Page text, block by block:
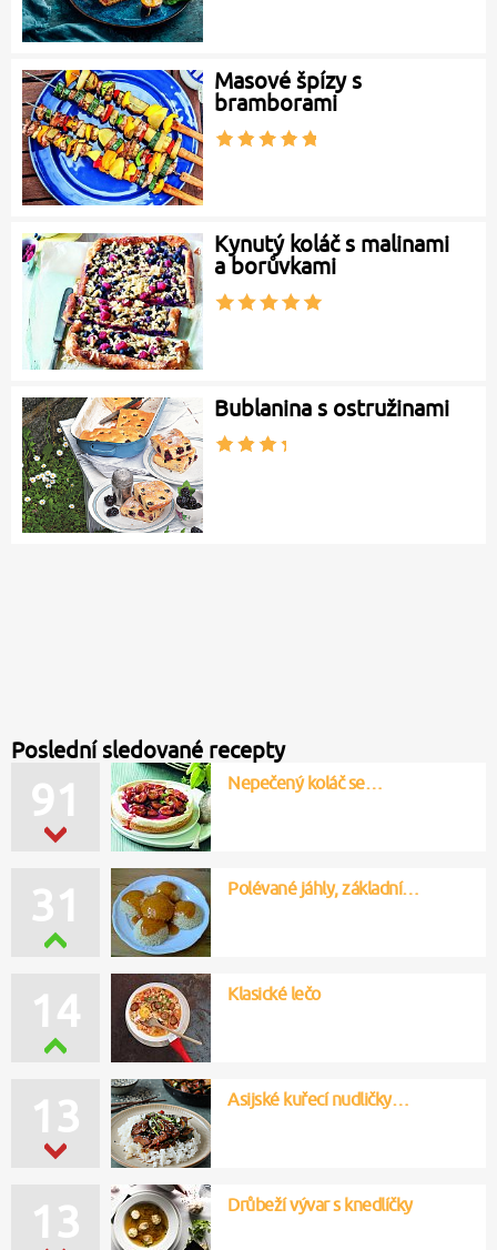
Masové špízy s
bramborami
Kynutý koláč s malinami
a borůvkami
Bublanina s ostružinami
Poslední sledované recepty
91 Nepečený koláč se…
31 Polévané jáhly, základní…
13 Asijské kuřecí nudličky…
13 Drůbeží vývar s knedlíčky
14 Klasické lečo